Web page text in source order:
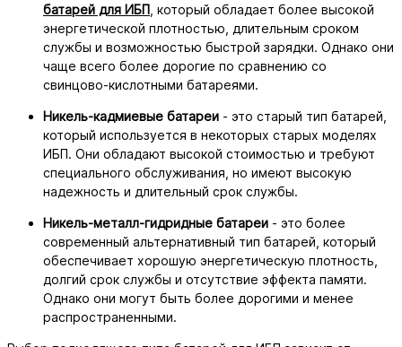
батарей для ИБП , который обладает более высокой
энергетической плотностью, длительным сроком
службы и возможностью быстрой зарядки. Однако они
чаще всего более дорогие по сравнению со
свинцово-кислотными батареями.
Никель-кадмиевые батареи - это старый тип батарей,
который используется в некоторых старых моделях
ИБП. Они обладают высокой стоимостью и требуют
специального обслуживания, но имеют высокую
надежность и длительный срок службы.
Никель-металл-гидридные батареи - это более
современный альтернативный тип батарей, который
обеспечивает хорошую энергетическую плотность,
долгий срок службы и отсутствие эффекта памяти.
Однако они могут быть более дорогими и менее
распространенными.